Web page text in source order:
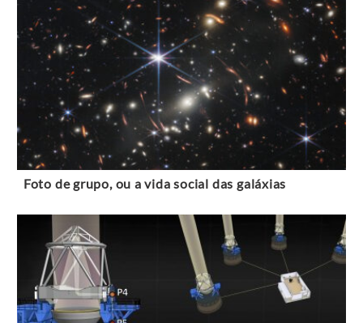
Foto de grupo, ou a vida social das galáxias